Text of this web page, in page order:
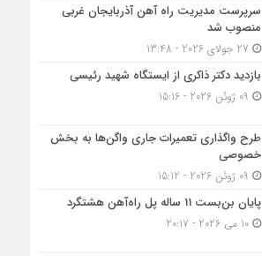
سرپرست مدیریت راه آهن آذربایجان غربی
منصوب شد
بازدید دکتر ذاکری از ایستگاه شهید رئیسی
طرح واگذاری تعمیرات جاری واگن‌ها به بخش
خصوصی
پایان بن‌بست 11 ساله پل راه‌آهن هشتگرد
10 می 2026 - 20:17